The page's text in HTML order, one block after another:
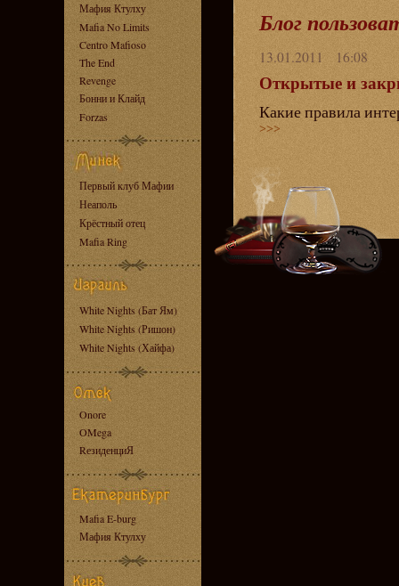
Мафия Ктулху
Mafia No Limits
Centro Mafioso
The End
Revenge
Бонни и Клайд
Forzas
Первый клуб Мафии
Неаполь
Крёстный отец
Mafia Ring
White Nights (Бат Ям)
White Nights (Ришон)
White Nights (Хайфа)
Onore
OMega
RезиденциЯ
Mafia E-burg
Мафия Ктулху
Блог
13.01.2011 16:08
Открытые и
Какие правила
>>>